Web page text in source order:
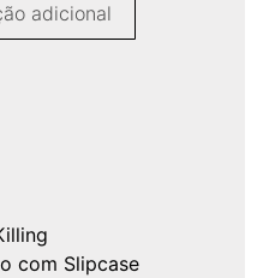
adicional
com Slipcase